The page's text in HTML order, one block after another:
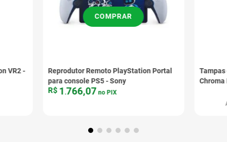
VR2 -
Reprodutor Remoto PlayStation Portal
para console PS5 - Sony
R$ 1 .766,07 no PIX
COMPRAR
Tampas
Chroma